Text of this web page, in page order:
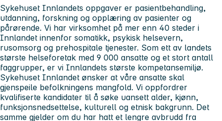
Sykehuset Innlandets oppgaver er pasientbehandling,
utdanning, forskning og opplæring av pasienter og
pårørende. Vi har virksomhet på mer enn 40 steder i
Innlandet innenfor somatikk, psykisk helsevern,
rusomsorg og prehospitale tjenester. Som ett av landets
største helseforetak med 9 000 ansatte og et stort antall
faggrupper, er vi Innlandets største kompetansemiljø.
Sykehuset Innlandet ønsker at våre ansatte skal
gjenspeile befolkningens mangfold. Vi oppfordrer
kvalifiserte kandidater til å søke uansett alder, kjønn,
funksjonsnedsettelse, kulturell og etnisk bakgrunn. Det
samme gjelder om du har hatt et lengre avbrudd fra